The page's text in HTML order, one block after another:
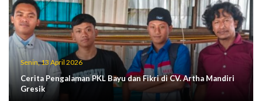
Senin, 13 April 2026
Cerita Pengalaman PKL Bayu dan Fikri di CV. Artha Mandiri
Gresik